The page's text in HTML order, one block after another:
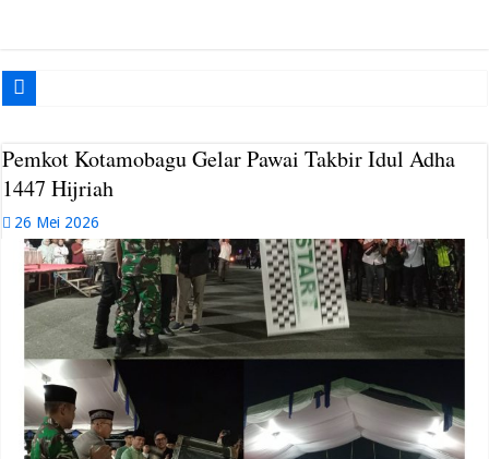
Pemkot Kotamobagu Gelar Pawai Takbir Idul Adha
1447 Hijriah
26 Mei 2026